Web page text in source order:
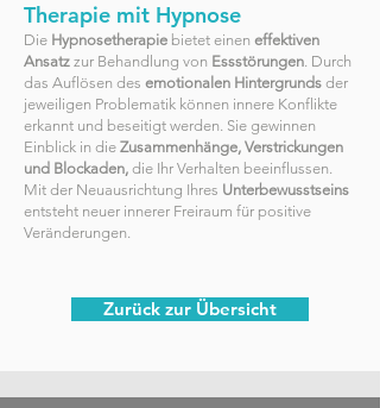
Therapie mit Hypnose
Die Hypnosetherapie bietet einen effektiven
Ansatz zur Behandlung von Essstörungen. Durch
das Auflösen des emotionalen Hintergrunds der
jeweiligen Problematik können innere Konflikte
erkannt und beseitigt werden. Sie gewinnen
Einblick in die Zusammenhänge, Verstrickungen
und Blockaden, die Ihr Verhalten beeinflussen.
Mit der Neuausrichtung Ihres Unterbewusstseins
entsteht neuer innerer Freiraum für positive
Veränderungen.
Zurück zur Übersicht